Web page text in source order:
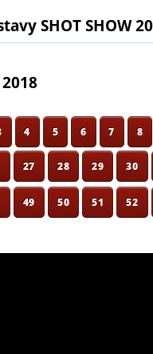
SHOT SHOW
4 5 6 7 8
27 28 29 30
49 50 51 52